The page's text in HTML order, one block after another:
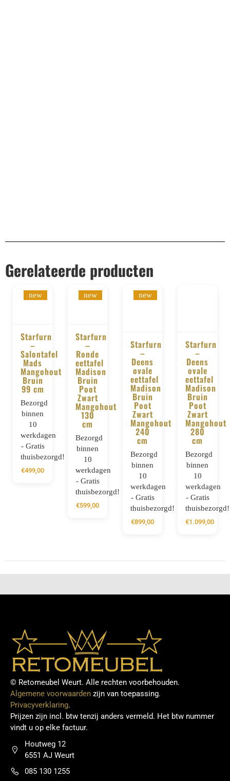
Gerelateerde producten
BESTELLEN
new
Starfurn
–
Salontafel
Mads
Mangohout
Bruin
99 cm
Bezorgd
binnen
10
werkdagen
- Gratis
thuisbezorgd!
€499,00
BESTELLEN
new
Starfurn
–
Ronde
eettafel
Madison
Bruin
Poot
Zwart
Mangohout
130
cm
Bezorgd
binnen
10
werkdagen
- Gratis
thuisbezorgd!
€599,00
BESTELLEN
new
Starfurn
–
Deens
ovale
eettafel
Madison
Bruin
Poot
Zwart
Mangohout
240
cm
Bezorgd
binnen
10
werkdagen
- Gratis
thuisbezorgd!
€899,00
BESTELLEN
Starfurn
–
Deens
ovale
eettafel
Madison
Bruin
Poot
Zwart
Mangohout
280
cm
Bezorgd
binnen
10
werkdagen
- Gratis
thuisbezorgd!
€1.099,00
© Retomeubel Weurt. Alle rechten voorbehouden.
Algemene voorwaarden zijn van toepassing.
Privacyverklaring.
Prijzen zijn incl. btw tenzij anders vermeld. Het btw nummer
vindt u op elke factuur.
Houtweg 12
6551 AJ Weurt
085 130 1255